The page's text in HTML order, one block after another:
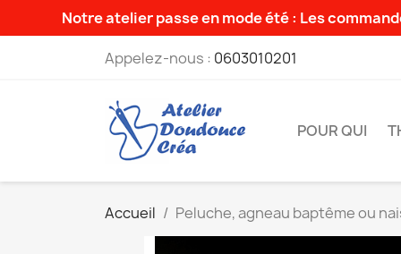
Notre atelier passe en mode été : Les
Appelez-nous : 0603010201
POUR QUI
Accueil Peluche, agneau baptême ou